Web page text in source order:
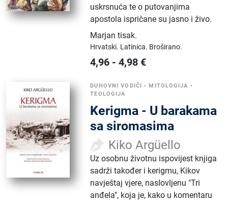
uskrsnuća te o putovanjima
apostola ispričane su jasno i živo.
Marjan tisak.
Hrvatski. Latinica. Broširano.
4,96 -4,98 €
DUHOVNI VODIČI •MITOLOGIJA •
TEOLOGIJA
Kerigma - U barakama
sa siromasima
Kiko Argüello
Uz osobnu životnu ispovijest knjiga
sadrži također i kerigmu, Kikov
navještaj vjere, naslovljenu "Tri
anđela", koja je, kako u komentaru